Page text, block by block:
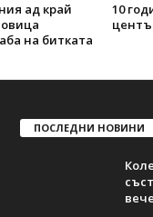
ад край
на битката
10
ПОСЛЕДНИ НОВИНИ